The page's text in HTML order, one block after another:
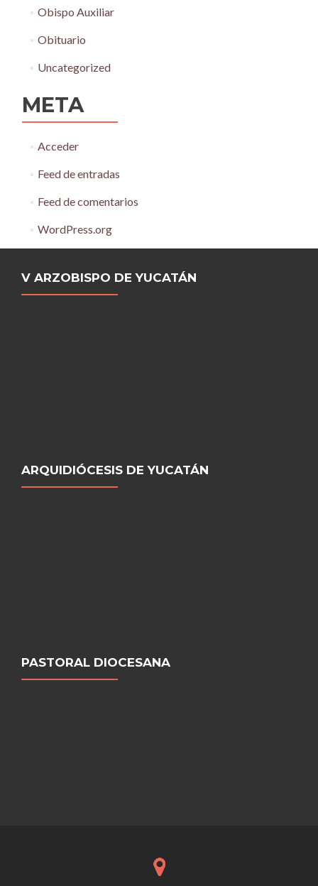
Obispo Auxiliar
Obituario
Uncategorized
META
Acceder
Feed de entradas
Feed de comentarios
WordPress.org
V ARZOBISPO DE YUCATÁN
ARQUIDIÓCESIS DE YUCATÁN
PASTORAL DIOCESANA